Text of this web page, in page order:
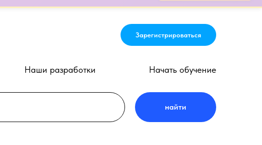
Зарегистрироваться
Наши разработки Начать обучение
найти